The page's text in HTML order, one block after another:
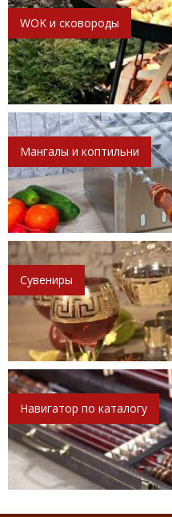
WOK и сковороды
Мангалы и коптильни
Сувениры
Навигатор по каталогу